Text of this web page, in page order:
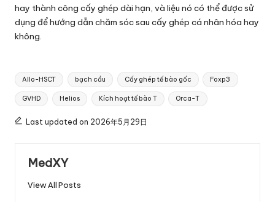
hay thành công cấy ghép dài hạn, và liệu nó có thể được sử
dụng để hướng dẫn chăm sóc sau cấy ghép cá nhân hóa hay
không.
Tags:
Allo-HSCT bạch cầu Cấy ghép tế bào gốc Foxp3
GVHD Helios Kích hoạt tế bào T Orca-T
Last updated on 2026年5月29日
MedXY
View All Posts